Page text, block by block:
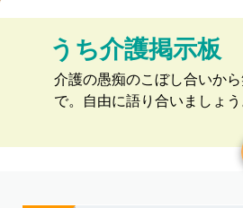
うち介護掲示板
介護の愚痴のこぼし合いか
で。自由に語り合いましょう